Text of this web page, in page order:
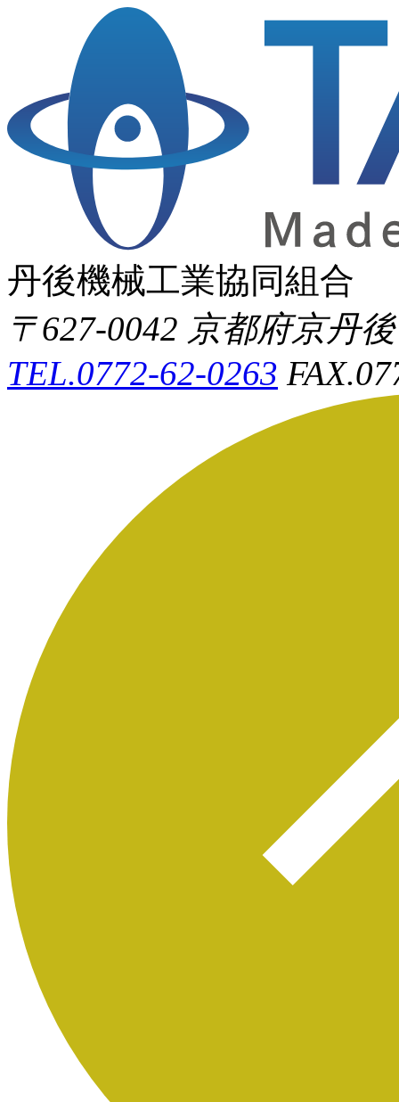
丹後機械工業協同組合
〒627-0042 京都府京丹
TEL.0772-62-0263